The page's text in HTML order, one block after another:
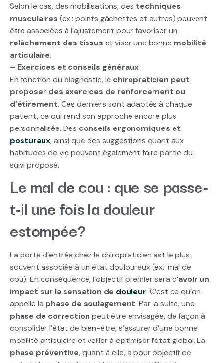
Selon le cas, des mobilisations, des techniques
musculaires (ex.: points gâchettes et autres) peuvent
être associées à l’ajustement pour favoriser un
relâchement des tissus et viser une bonne mobilité
articulaire.
– Exercices et conseils généraux
En fonction du diagnostic, le chiropraticien peut
proposer des exercices de renforcement ou
d’étirement. Ces derniers sont adaptés à chaque
patient, ce qui rend son approche encore plus
personnalisée. Des conseils ergonomiques et
posturaux, ainsi que des suggestions quant aux
habitudes de vie peuvent également faire partie du
suivi proposé.
Le mal de cou : que se passe-
t-il une fois la douleur
estompée?
La porte d’entrée chez le chiropraticien est le plus
souvent associée à un état douloureux (ex.: mal de
cou). En conséquence, l’objectif premier sera d’avoir un
impact sur la sensation de douleur. C’est ce qu’on
appelle la phase de soulagement. Par la suite, une
phase de correction peut être envisagée, de façon à
consolider l’état de bien-être, s’assurer d’une bonne
mobilité articulaire et veiller à optimiser l’état global. La
phase préventive, quant à elle, a pour objectif de